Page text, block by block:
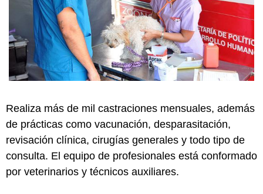
Realiza más de mil castraciones mensuales, además
de prácticas como vacunación, desparasitación,
revisación clínica, cirugías generales y todo tipo de
consulta. El equipo de profesionales está conformado
por veterinarios y técnicos auxiliares.